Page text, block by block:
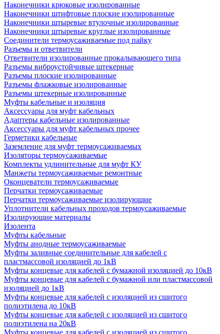
Наконечники крюковые изолированные
Наконечники штифтовые плоские изолированные
Наконечники штыревые втулочные изолированные
Наконечники штыревые круглые изолированные
Соединители термоусаживаемые под пайку
Разъемы и ответвители
Ответвители изолированные прокалывающего типа
Разъемы виброустойчивые штекерные
Разъемы плоские изолированные
Разъемы флажковые изолированные
Разъемы штекерные изолированные
Муфты кабельные и изоляция
Аксессуары для муфт кабельных
Адаптеры кабельные изолированные
Аксессуары для муфт кабельных прочее
Герметики кабельные
Заземление для муфт термоусаживаемых
Изоляторы термоусаживаемые
Комплекты удлинительные для муфт КУ
Манжеты термоусаживаемые ремонтные
Оконцеватели термоусаживаемые
Перчатки термоусаживаемые
Перчатки термоусаживаемые изолирующие
Уплотнители кабельных проходов термоусаживаемые
Изолирующие материалы
Изолента
Муфты кабельные
Муфты анодные термоусаживаемые
Муфты заливные соединительные для кабелей с
пластмассовой изоляцией до 1кВ
Муфты концевые для кабелей с бумажной изоляцией до 10кВ
Муфты концевые для кабелей с бумажной или пластмассовой
изоляцией до 1кВ
Муфты концевые для кабелей с изоляцией из сшитого
полиэтилена до 10кВ
Муфты концевые для кабелей с изоляцией из сшитого
полиэтилена на 20кВ
Муфты концевые для кабелей с изоляцией из сшитого